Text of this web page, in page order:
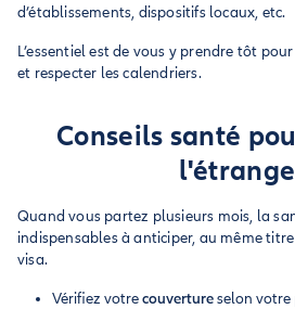
d’établissements, dispositifs locaux, etc.
L’essentiel est de vous y prendre tôt
et respecter les calendriers.
Conseils santé
Quand vous partez plusieurs mois, la
indispensables à anticiper, au même
visa.
Vérifiez votrecouvertureselon